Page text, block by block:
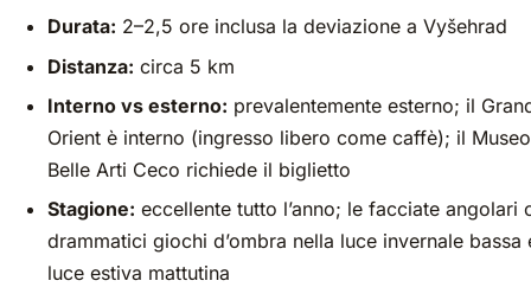
Durata: 2–2,5 ore inclusa la deviazione a Vyšehrad
Distanza: circa 5 km
Interno vs esterno: prevalentemente esterno; il
Orient è interno (ingresso libero come caffè); il
Belle Arti Ceco richiede il biglietto
Stagione: eccellente tutto l’anno; le facciate angolari
drammatici giochi d’ombra nella luce invernale bassa
luce estiva mattutina